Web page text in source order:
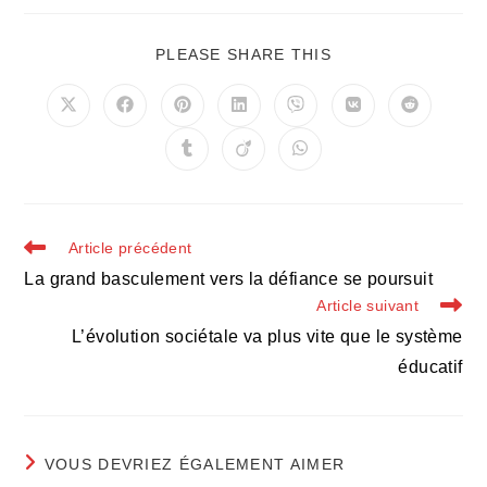
PLEASE SHARE THIS
Ouvrir
Ouvrir
Ouvrir
une
autre
Ouvrir
une
autre
Ouvrir
une
autre
Ouvrir
Ouvrir
Ouvrir
Ouvrir
Ouvrir
Read
more
articles
Article précédent
La grand basculement vers la défiance se poursuit
Article suivant
L’évolution sociétale va plus vite que le système
éducatif
VOUS DEVRIEZ ÉGALEMENT AIMER